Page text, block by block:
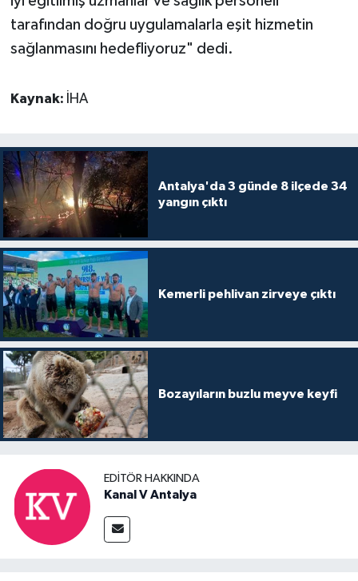
tarafından doğru uygulamalarla eşit hizmetin
sağlanmasını hedefliyoruz" dedi.
Kaynak: İHA
Antalya'da 3 günde 8 ilçede 34
yangın çıktı
Kemerli pehlivan zirveye çıktı
Bozayıların buzlu meyve keyfi
EDITÖR HAKKINDA
Kanal V Antalya